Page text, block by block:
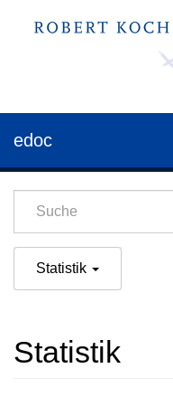
edoc
Statistik
Statistik